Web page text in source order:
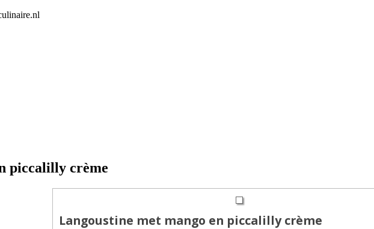
piccalilly crème
Langoustine met mango en piccalilly crème